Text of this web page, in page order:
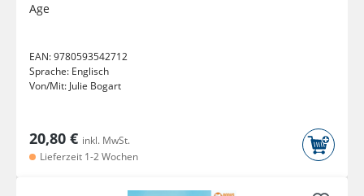
Age
EAN:9780593542712
Sprache: Englisch
Von/Mit: Julie Bogart
20,80 € inkl. MwSt.
Lieferzeit 1-2 Wochen